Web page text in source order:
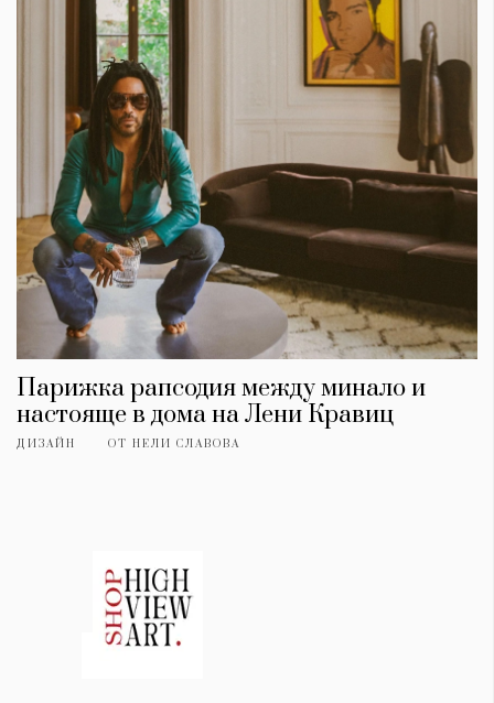
Парижка рапсодия между минало и
настояще в дома на Лени Кравиц
ДИЗАЙН ОТ НЕЛИ СЛАВОВА